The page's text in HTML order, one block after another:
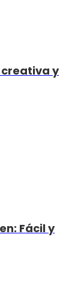
y
Fácil y